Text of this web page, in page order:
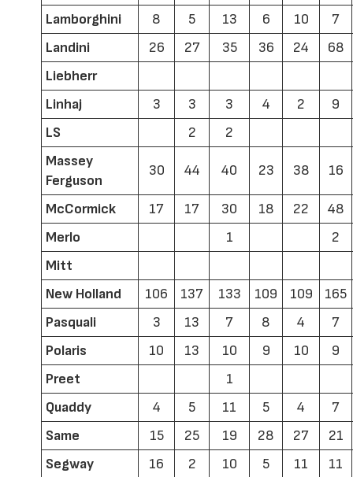
Lamborghini
8 5 13 6 10
7
Landini
26 27 35 36 24
68
Liebherr
Linhaj
3 3 3 4 2
9
LS
2
2
Massey
Ferguson
30 44 40 23 38 16
McCormick 17 17 30 18 22
48
Merlo
1
2
Mitt
New Holland
106 137 133 109 109
165
Pasquali
3 13 7 8 4
7
Polaris
10 13 10 9 10
9
Preet
1
Quaddy
4 5 11 5 4
7
Same
15 25 19 28 27
21
Segway
16 2 10 5 11 11